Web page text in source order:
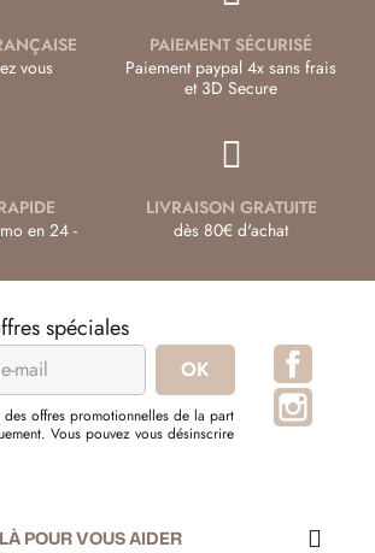
vous
PAIEMENT SÉCURISÉ
Paiement paypal 4x sans frais
et 3D Secure
en 24 -
LIVRAISON GRATUITE
dès 80€ d'achat
spéciales
des offres promotionnelles de la part
Vous pouvez vous désinscrire
POUR VOUS AIDER